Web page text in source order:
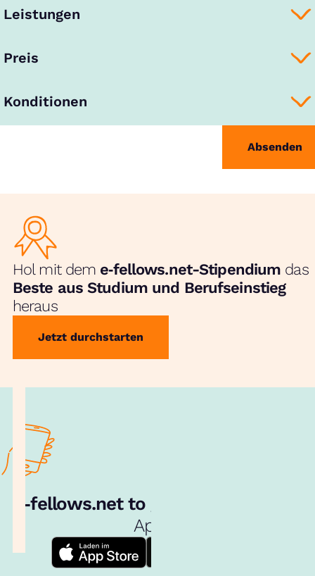
Leistungen
Preis
Konditionen
Absenden
Hol mit dem e‑fellows.net-Stipendium das
Beste aus Studium und Berufseinstieg
heraus
Jetzt durchstarten
e‑fellows.net to go:
App!